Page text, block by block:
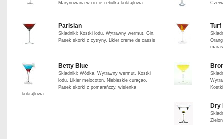
Marynowana w occie cebulka koktajlowa
Parisian
Składniki: Kostki lodu, Wytrawny wermut, Gin,
Pasek skórki z cytryny, Likier creme de cassis
Turf
Betty Blue
Składniki: Wódka, Wytrawny wermut, Kostki
lodu, Likier melocoton, Niebieskie curaçao,
Pasek skórki z pomarańczy, wisienka
koktajlowa
Dry